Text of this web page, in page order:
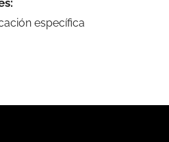
específica